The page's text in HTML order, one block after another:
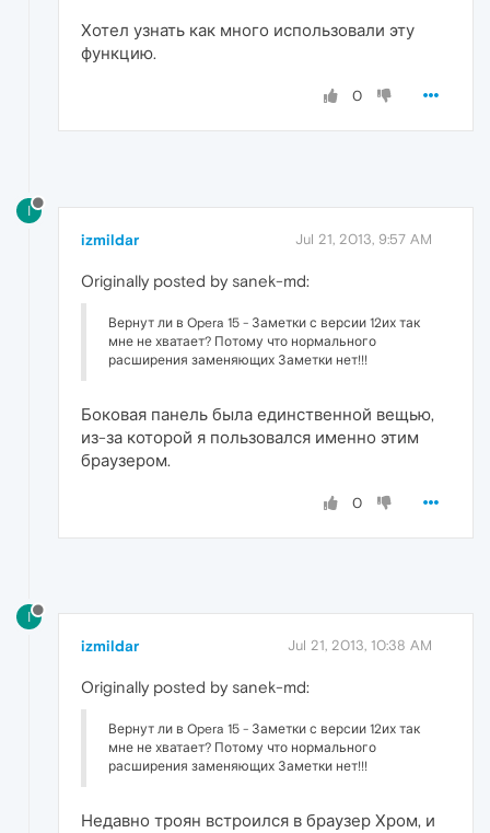
Хотел узнать как много использовали эту
функцию.
0
I
izmildar Jul 21, 2013, 9:57 AM
Originally posted by sanek-md:
Вернут ли в Opera 15 - Заметки с версии 12их так
мне не хватает? Потому что нормального
расширения заменяющих Заметки нет!!!
Боковая панель была единственной вещью,
из-за которой я пользовался именно этим
браузером.
0
I
izmildar Jul 21, 2013, 10:38 AM
Originally posted by sanek-md:
Вернут ли в Opera 15 - Заметки с версии 12их так
мне не хватает? Потому что нормального
расширения заменяющих Заметки нет!!!
Недавно троян встроился в браузер Хром, и